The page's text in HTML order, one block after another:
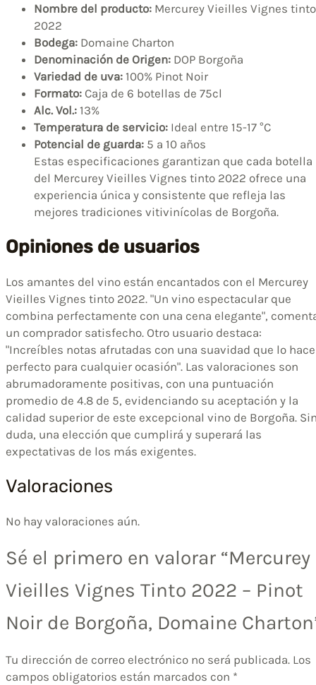
Nombre del producto: Mercurey Vieilles Vignes tinto
2022
Bodega: Domaine Charton
Denominación de Origen: DOP Borgoña
Variedad de uva: 100% Pinot Noir
Formato: Caja de 6 botellas de 75cl
Alc. Vol.: 13%
Temperatura de servicio: Ideal entre 15-17 °C
Potencial de guarda: 5 a 10 años
Estas especificaciones garantizan que cada botella
del Mercurey Vieilles Vignes tinto 2022 ofrece una
experiencia única y consistente que refleja las
mejores tradiciones vitivinícolas de Borgoña.
Opiniones de usuarios
Los amantes del vino están encantados con el Mercurey
Vieilles Vignes tinto 2022. "Un vino espectacular que
combina perfectamente con una cena elegante",
un comprador satisfecho. Otro usuario destaca:
"Increíbles notas afrutadas con una suavidad que lo hace
perfecto para cualquier ocasión". Las valoraciones son
abrumadoramente positivas, con una puntuación
promedio de 4.8 de 5, evidenciando su aceptación y la
calidad superior de este excepcional vino de Borgoña.
duda, una elección que cumplirá y superará las
expectativas de los más exigentes.
Valoraciones
No hay valoraciones aún.
Sé el primero en valorar “Mercurey
Vieilles Vignes Tinto 2022 – Pinot
Noir de Borgoña, Domaine
Tu dirección de correo electrónico no será publicada. Los
campos obligatorios están marcados con *